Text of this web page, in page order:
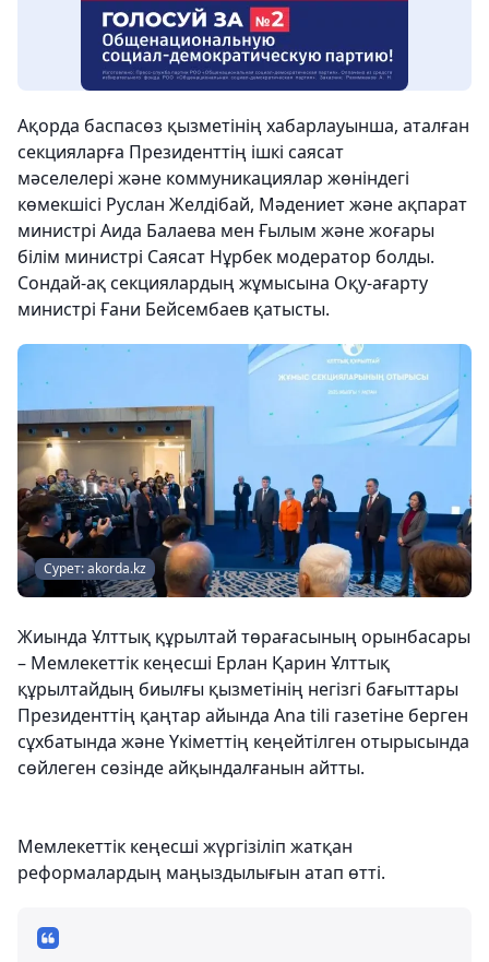
Ақорда баспасөз қызметінің хабарлауынша, аталған
секцияларға Президенттің ішкі саясат
мәселелері және коммуникациялар жөніндегі
көмекшісі Руслан Желдібай, Мәдениет және ақпарат
министрі Аида Балаева мен Ғылым және жоғары
білім министрі Саясат Нұрбек модератор болды.
Сондай-ақ секциялардың жұмысына Оқу-ағарту
министрі Ғани Бейсембаев қатысты.
Сурет: akorda.kz
Жиында Ұлттық құрылтай төрағасының орынбасары
– Мемлекеттік кеңесші Ерлан Қарин Ұлттық
құрылтайдың биылғы қызметінің негізгі бағыттары
Президенттің қаңтар айында Ana tili газетіне берген
сұхбатында және Үкіметтің кеңейтілген отырысында
сөйлеген сөзінде айқындалғанын айтты.
Мемлекеттік кеңесші жүргізіліп жатқан
реформалардың маңыздылығын атап өтті.